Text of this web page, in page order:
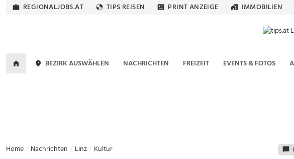
REGIONALJOBS.AT TIPS REISEN PRINT ANZEIGE IMMOBILIEN
BEZIRK AUSWÄHLEN NACHRICHTEN FREIZEIT EVENTS & FOTOS
Home Nachrichten Linz Kultur